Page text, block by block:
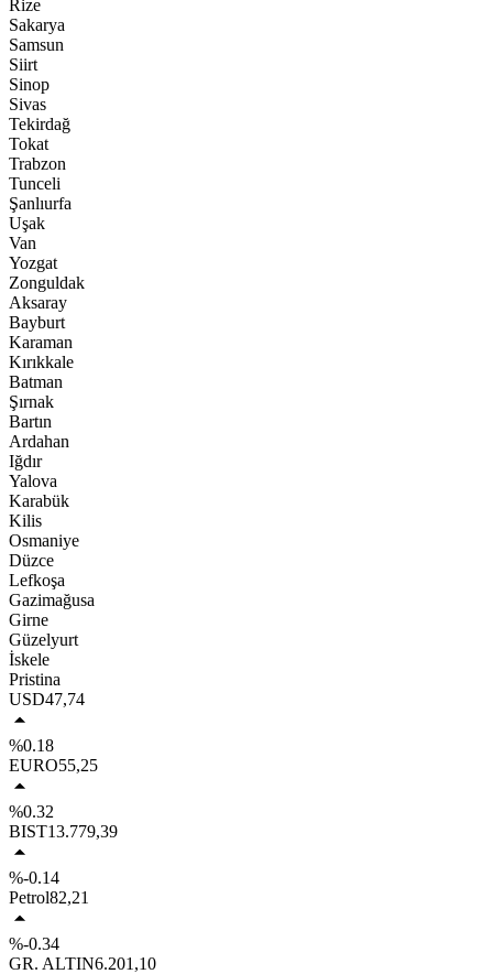
Rize
Sakarya
Samsun
Siirt
Sinop
Sivas
Tekirdağ
Tokat
Trabzon
Tunceli
Şanlıurfa
Uşak
Van
Yozgat
Zonguldak
Aksaray
Bayburt
Karaman
Kırıkkale
Batman
Şırnak
Bartın
Ardahan
Iğdır
Yalova
Karabük
Kilis
Osmaniye
Düzce
Lefkoşa
Gazimağusa
Girne
Güzelyurt
İskele
Pristina
USD47,74
%0.18
EURO55,25
%0.32
BIST13.779,39
%-0.14
Petrol82,21
%-0.34
GR. ALTIN6.201,10